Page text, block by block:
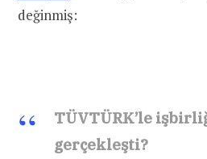
değinmiş:
TÜVTÜRK’le
gerçekleşti?